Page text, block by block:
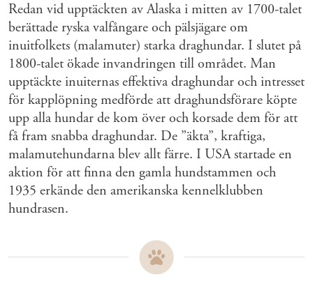
Redan vid upptäckten av Alaska i mitten av 1700-talet
berättade ryska valfångare och pälsjägare om
inuitfolkets (malamuter) starka draghundar. I slutet på
1800-talet ökade invandringen till området. Man
upptäckte inuiternas effektiva draghundar och intresset
för kapplöpning medförde att draghundsförare köpte
upp alla hundar de kom över och korsade dem för att
få fram snabba draghundar. De ”äkta”, kraftiga,
malamutehundarna blev allt färre. I USA startade en
aktion för att finna den gamla hundstammen och
1935 erkände den amerikanska kennelklubben
hundrasen.